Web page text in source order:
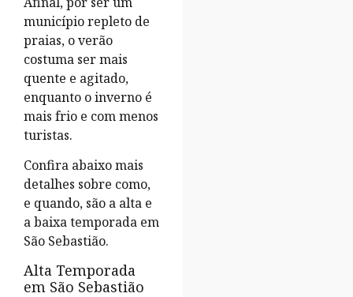
município repleto de
praias, o verão
costuma ser mais
quente e agitado,
enquanto o inverno é
mais frio e com menos
turistas.
Confira abaixo mais
detalhes sobre como,
e quando, são a alta e
a baixa temporada em
São Sebastião.
Alta Temporada
em São Sebastião